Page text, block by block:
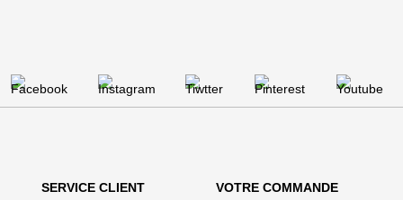
SERVICE CLIENT VOTRE COMMANDE